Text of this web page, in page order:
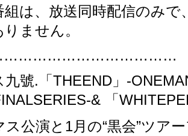
は、放送同時配信のみで
ません。
九號.「THEEND」-
& 「
ス公演と1月の“黒会”ツア